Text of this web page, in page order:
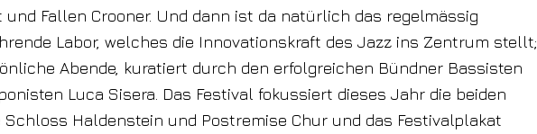
und Fallen Crooner. Und dann ist da natürlich das regelmässig
Labor, welches die Innovationskraft des Jazz ins Zentrum stellt;
Abende, kuratiert durch den erfolgreichen Bündner Bassisten
Luca Sisera. Das Festival fokussiert dieses Jahr die beiden
Schloss Haldenstein und Postremise Chur und das Festivalplakat